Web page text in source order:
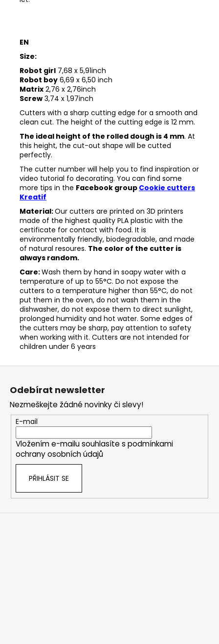
EN
Size:
Robot girl 7,68 x 5,91inch
Robot boy 6,69 x 6,50 inch
Matrix 2,76 x 2,76inch
Screw 3,74 x 1,97inch
Cutters with a sharp cutting edge for a smooth and
clean cut. The height of the cutting edge is 12 mm.
The ideal height of the rolled dough is 4 mm. At
this height, the cut-out shape will be cutted
perfectly.
The cutter number will help you to find inspiration or
video tutorial fo decorating. You can find some
more tips in the Facebook group Cookie cutters
Kreatif
Material:Our cutters are printed on 3D printers
made of the highest quality PLA plastic with the
certificate for contact with food. It is
environmentally friendly, biodegradable, and made
of natural resoures. The color of the cutter is
always random.
Care:Wash them by hand in soapy water with a
temperature of up to 55°C. Do not expose the
cutters to a temperature higher than 55°C, do not
put them in the oven, do not wash them in the
dishwasher, do not expose them to direct sunlight,
prolonged humidity and hot water. Some edges of
the cutters may be sharp, pay attention to safety
when working with it. Cutters are not intended for
children under 6 years
Z
Odebírat newsletter
Nezmeškejte žádné novinky či slevy!
E-mail
Vložením e-mailu souhlasíte s podmínkami
ochrany osobních údajů
PŘIHLÁSIT SE